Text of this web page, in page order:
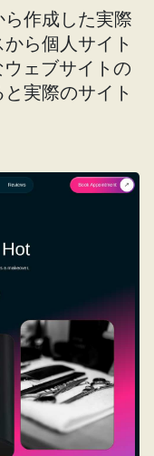
作成した実際
ら個人サイト
ェブサイトの
実際のサイト